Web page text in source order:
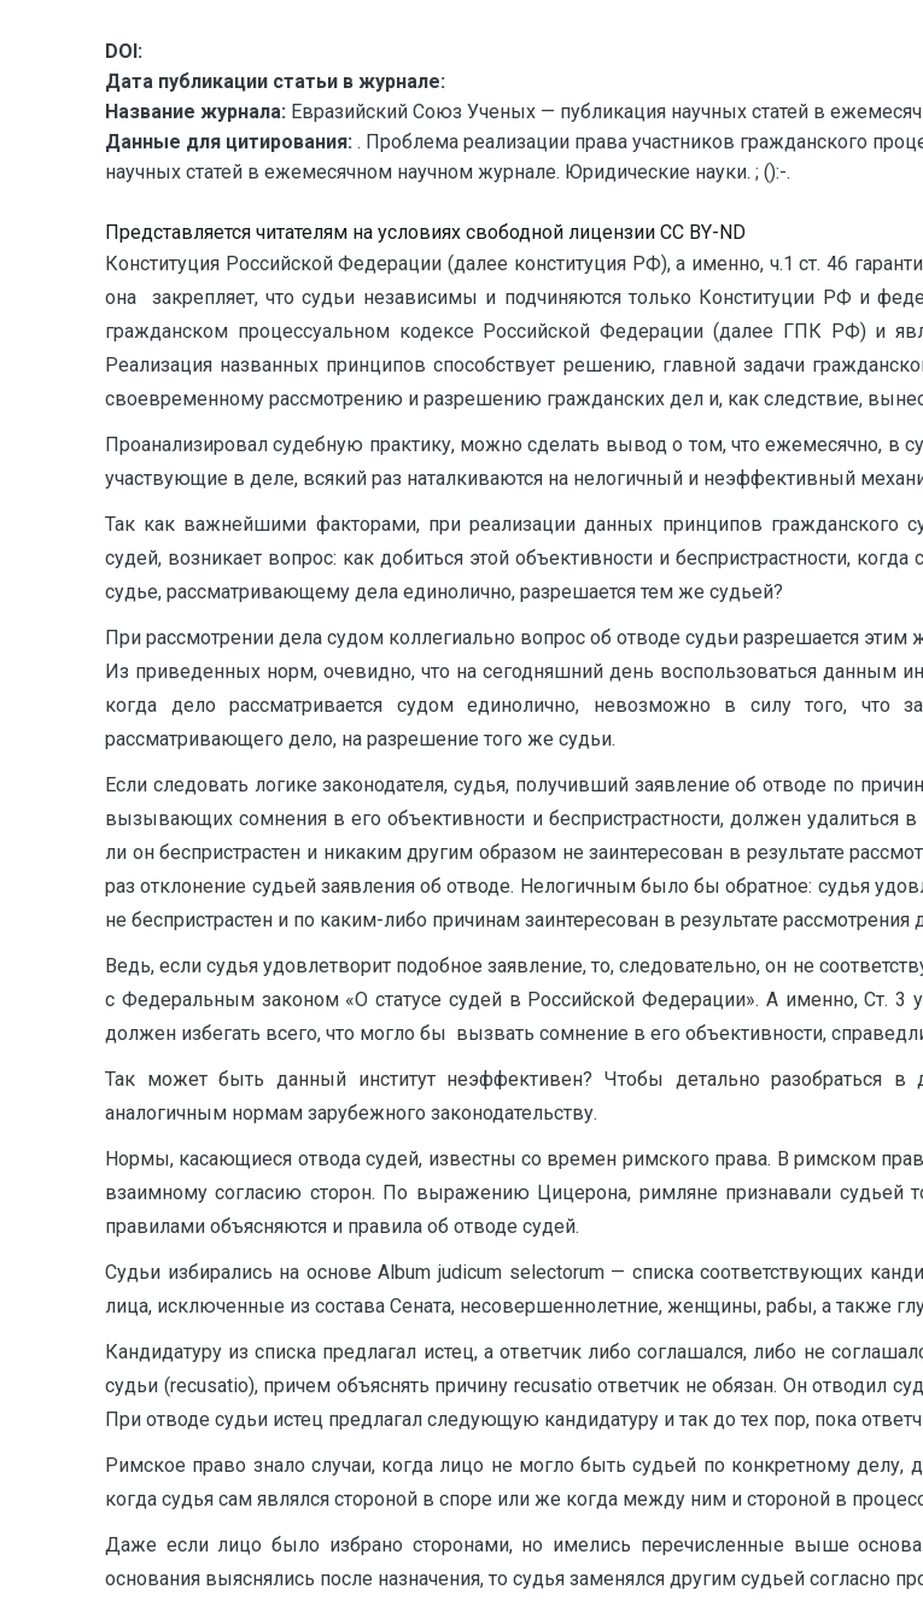
DOI:
Дата публикации статьи в журнале:
Название журнала: Евразийский Союз Ученых — публикация научных статей в
Данные для цитирования: . Проблема реализации права участников гражданского
научных статей в ежемесячном научном журнале. Юридические науки. ; ():-.
Представляется читателям на условиях свободной лицензии CC BY-ND
Конституция Российской Федерации (далее конституция РФ), а именно, ч.1 ст. 46
она закрепляет, что судьи независимы и подчиняются только Конституции РФ и
гражданском процессуальном кодексе Российской Федерации (далее ГПК РФ) и
Реализация названных принципов способствует решению, главной задачи
своевременному рассмотрению и разрешению гражданских дел и, как следствие,
Проанализировал судебную практику, можно сделать вывод о том, что ежемесячно, в
участвующие в деле, всякий раз наталкиваются на нелогичный и неэффективный
Так как важнейшими факторами, при реализации данных принципов гражданского
судей, возникает вопрос: как добиться этой объективности и беспристрастности,
судье, рассматривающему дела единолично, разрешается тем же судьей?
При рассмотрении дела судом коллегиально вопрос об отводе судьи разрешается этим
Из приведенных норм, очевидно, что на сегодняшний день воспользоваться данным
когда дело рассматривается судом единолично, невозможно в силу того, что
рассматривающего дело, на разрешение того же судьи.
Если следовать логике законодателя, судья, получивший заявление об отводе по
вызывающих сомнения в его объективности и беспристрастности, должен удалиться
ли он беспристрастен и никаким другим образом не заинтересован в результате
раз отклонение судьей заявления об отводе. Нелогичным было бы обратное: судья
не беспристрастен и по каким-либо причинам заинтересован в результате рассмотрения
Ведь, если судья удовлетворит подобное заявление, то, следовательно, он не
с Федеральным законом «О статусе судей в Российской Федерации». А именно, Ст. 3
должен избегать всего, что могло бы вызвать сомнение в его объективности,
Так может быть данный институт неэффективен? Чтобы детально разобраться в
аналогичным нормам зарубежного законодательству.
Нормы, касающиеся отвода судей, известны со времен римского права. В римском
взаимному согласию сторон. По выражению Цицерона, римляне признавали судьей
правилами объясняются и правила об отводе судей.
Судьи избирались на основе Album judicum selectorum — списка соответствующих
лица, исключенные из состава Сената, несовершеннолетние, женщины, рабы, а также
Кандидатуру из списка предлагал истец, а ответчик либо соглашался, либо не
судьи (recusatio), причем объяснять причину recusatio ответчик не обязан. Он отводил
При отводе судьи истец предлагал следующую кандидатуру и так до тех пор, пока
Римское право знало случаи, когда лицо не могло быть судьей по конкретному
когда судья сам являлся стороной в споре или же когда между ним и стороной в
Даже если лицо было избрано сторонами, но имелись перечисленные выше
основания выяснялись после назначения, то судья заменялся другим судьей согласно